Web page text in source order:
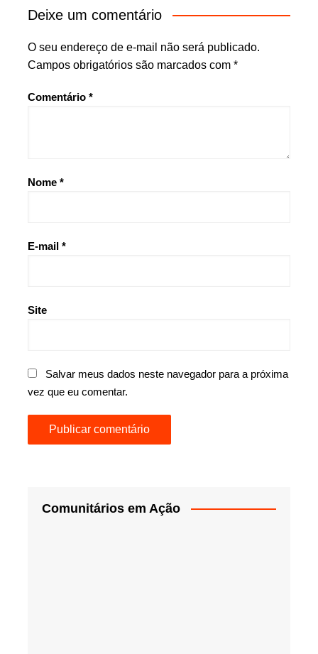
Deixe um comentário
O seu endereço de e-mail não será publicado.
Campos obrigatórios são marcados com *
Comentário *
Nome *
E-mail *
Site
Salvar meus dados neste navegador para a próxima
vez que eu comentar.
Comunitários em Ação